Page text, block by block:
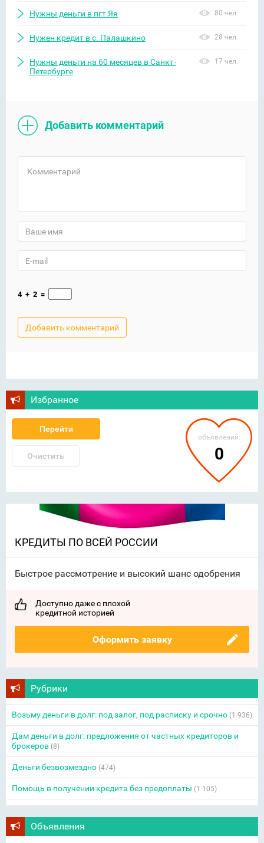
Нужны деньги в пгт Яя 80 чел.
Нужен кредит в с. Палашкино 28 чел.
Нужны деньги на 60 месяцев в Санкт-
Петербурге
17 чел.
Добавить комментарий
4 + 2 =
Избранное
Перейти
Очистить
объявлений:
0
КРЕДИТЫ ПО ВСЕЙ РОССИИ
Быстрое рассмотрение и высокий шанс одобрения
Доступно даже с плохой
кредитной историей
Оформить заявку
Рубрики
Возьму деньги в долг: под залог, под расписку и срочно (1 936)
Дам деньги в долг: предложения от частных кредиторов и
брокеров (8)
Деньги безвозмездно (474)
Помощь в получении кредита без предоплаты (1 105)
Объявления